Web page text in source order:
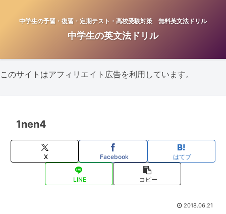
中学生の予習・復習・定期テスト・高校受験対策 無料英文法ドリル
中学生の英文法ドリル
このサイトはアフィリエイト広告を利用しています。
1nen4
X Facebook はてブ
LINE コピー
2018.06.21